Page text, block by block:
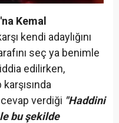
Kemal
kendi adaylığını
seç ya benimle
edilirken,
verdiği "Haddini
bu şekilde